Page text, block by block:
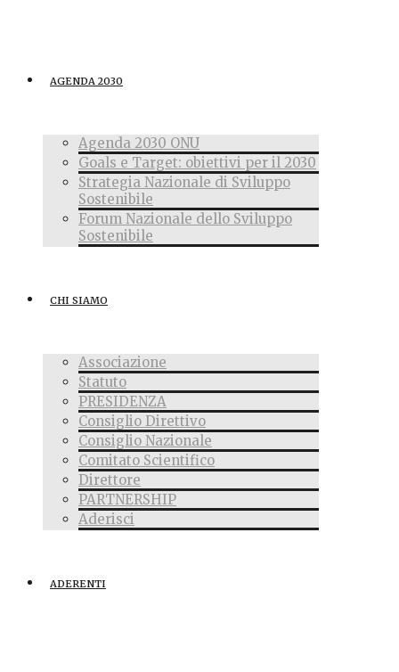
AGENDA 2030
Agenda 2030 ONU
Goals e Target: obiettivi per il 2030
Strategia Nazionale di Sviluppo
Sostenibile
Forum Nazionale dello Sviluppo
Sostenibile
CHI SIAMO
Associazione
Statuto
PRESIDENZA
Consiglio Direttivo
Consiglio Nazionale
Comitato Scientifico
Direttore
PARTNERSHIP
Aderisci
ADERENTI